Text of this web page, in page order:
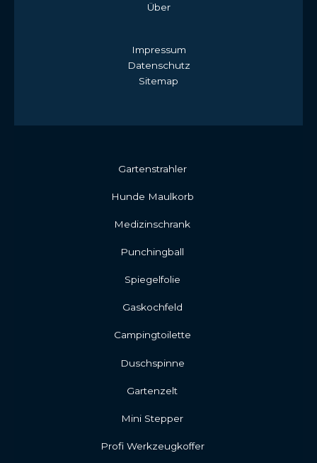
Über
Impressum
Datenschutz
Sitemap
Gartenstrahler
Hunde Maulkorb
Medizinschrank
Punchingball
Spiegelfolie
Gaskochfeld
Campingtoilette
Duschspinne
Gartenzelt
Mini Stepper
Profi Werkzeugkoffer